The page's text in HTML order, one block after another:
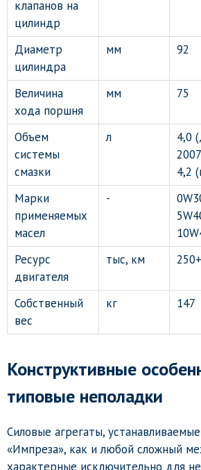
клапанов на
цилиндр
Диаметр
цилиндра
мм 92
Величина
хода поршня
мм 75
Объем
системы
смазки
л
4,0
4,2
Марки
применяемых
масел
-
Ресурс
двигателя
тыс, км 250+
Собственный
вес
кг 147
Конструктивные
типовые неполадки
Силовые агрегаты,
«Импреза», как и любой сложный
характерные исключительно для